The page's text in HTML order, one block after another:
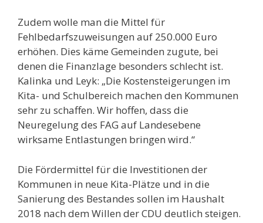
Zudem wolle man die Mittel für
Fehlbedarfszuweisungen auf 250.000 Euro
erhöhen. Dies käme Gemeinden zugute, bei
denen die Finanzlage besonders schlecht ist.
Kalinka und Leyk: „Die Kostensteigerungen im
Kita- und Schulbereich machen den Kommunen
sehr zu schaffen. Wir hoffen, dass die
Neuregelung des FAG auf Landesebene
wirksame Entlastungen bringen wird.“
Die Fördermittel für die Investitionen der
Kommunen in neue Kita-Plätze und in die
Sanierung des Bestandes sollen im Haushalt
2018 nach dem Willen der CDU deutlich steigen.